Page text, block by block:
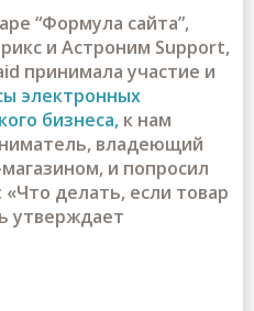
“Формула сайта”,
и Астроним Support,
принимала участие и
электронных
бизнеса, к нам
владеющий
и попросил
делать, если товар
утверждает